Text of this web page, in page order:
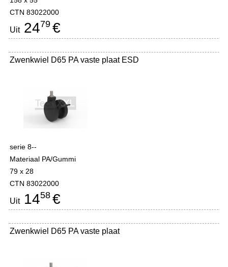
CTN 83022000
Uit2479 €
Zwenkwiel D65 PA vaste plaat ESD
serie 8--
Materiaal PA/Gummi
79 x 28
CTN 83022000
Uit1458 €
Zwenkwiel D65 PA vaste plaat